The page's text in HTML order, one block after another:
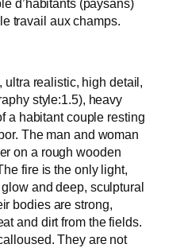
d’habitants (paysans)
travail aux champs.
ultra realistic, high detail,
style:1.5), heavy
a habitant couple resting
The man and woman
on a rough wooden
fire is the only light,
and deep, sculptural
bodies are strong,
and dirt from the fields.
They are not